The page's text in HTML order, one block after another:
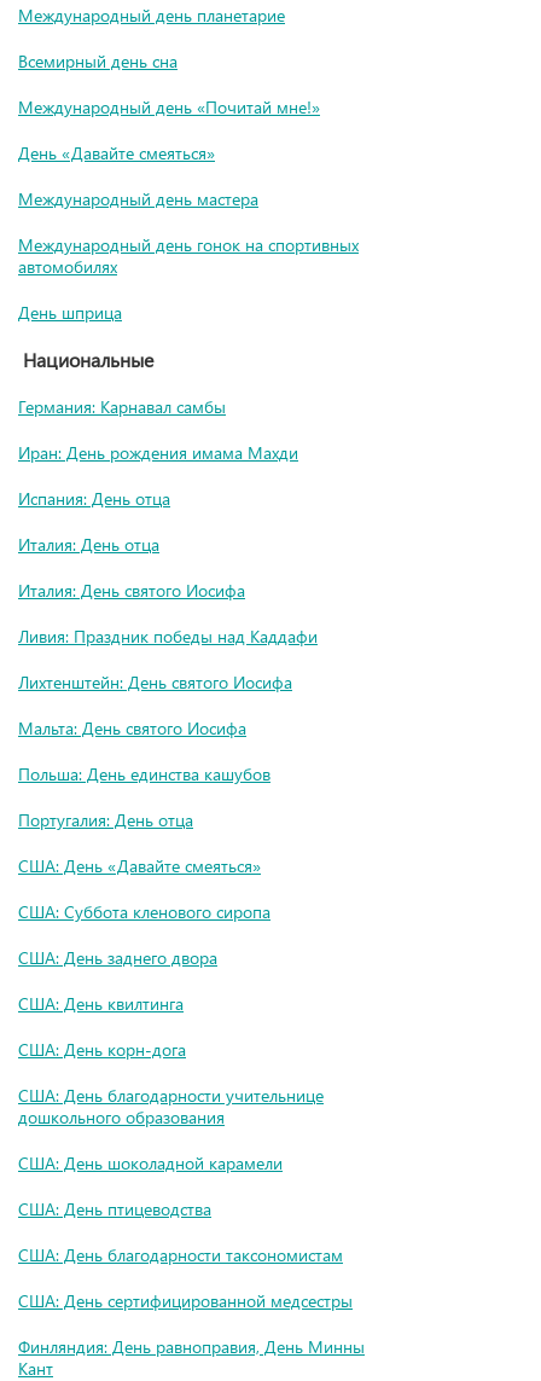
Международный день планетарие
Всемирный день сна
Международный день «Почитай мне!»
День «Давайте смеяться»
Международный день мастера
Международный день гонок на спортивных
автомобилях
День шприца
Национальные
Германия: Карнавал самбы
Иран: День рождения имама Махди
Испания: День отца
Италия: День отца
Италия: День святого Иосифа
Ливия: Праздник победы над Каддафи
Лихтенштейн: День святого Иосифа
Мальта: День святого Иосифа
Польша: День единства кашубов
Португалия: День отца
США: День «Давайте смеяться»
США: Суббота кленового сиропа
США: День заднего двора
США: День квилтинга
США: День корн-дога
США: День благодарности учительнице
дошкольного образования
США: День шоколадной карамели
США: День птицеводства
США: День благодарности таксономистам
США: День сертифицированной медсестры
Финляндия: День равноправия, День Минны
Кант